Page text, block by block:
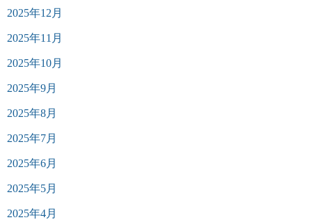
2025年12月
2025年11月
2025年10月
2025年9月
2025年8月
2025年7月
2025年6月
2025年5月
2025年4月